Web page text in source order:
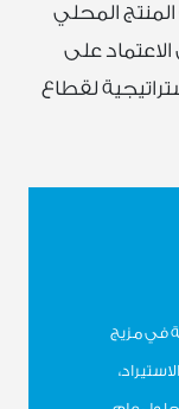
المحلي
على
لقطاع
في مزيج